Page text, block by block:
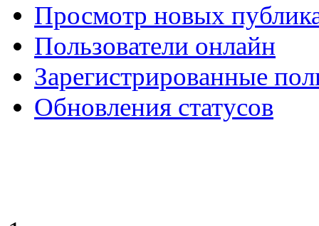
Просмотр новых
Пользователи онлайн
Зарегистрированные
Обновления статусов